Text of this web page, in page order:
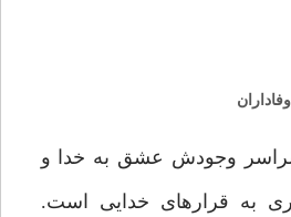
سراسر وجودش عشق به خدا و
به قرارهای خدایی است.